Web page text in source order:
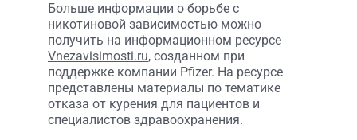
Больше информации о борьбе с
никотиновой зависимостью можно
получить на информационном ресурсе
Vnezavisimosti.ru, созданном при
поддержке компании Pfizer. На ресурсе
представлены материалы по тематике
отказа от курения для пациентов и
специалистов здравоохранения.